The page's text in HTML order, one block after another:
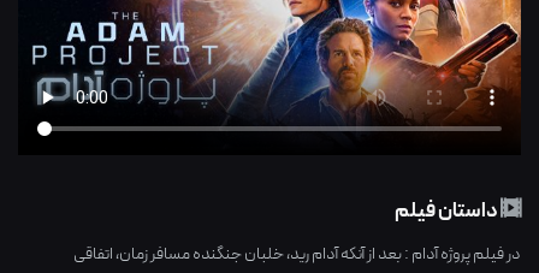
داستان فیلم
در فیلم پروژه آدام : بعد از آنکه آدام رید، خلبان جنگنده مسافر زمان، اتفاقی